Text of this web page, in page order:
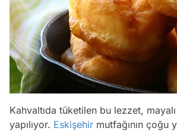
Kahvaltıda tüketilen bu lezzet,
yapılıyor. Eskişehir mutfağının çoğu